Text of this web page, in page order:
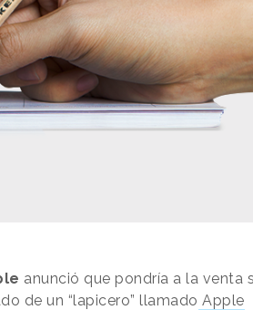
anunció que pondría a la venta
de un “lapicero” llamado Apple